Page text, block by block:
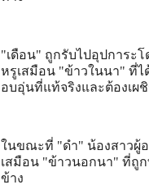
"เดือน" ถูกรับไปอุปการะ
หรูเสมือน "ข้าวในนา" ที่
อบอุ่นที่แท้จริงและต้องเ
ในขณะที่ "ดำ" น้องสาวผู้
เสมือน "ข้าวนอกนา" ที่ถู
ข้าง